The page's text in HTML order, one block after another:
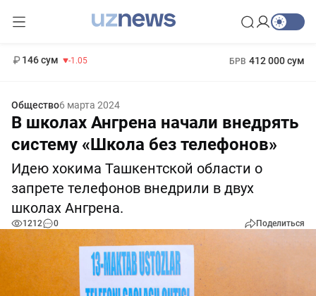
146 сум -1.05 БРВ 412 000 сум
Общество6 марта 2024
В школах Ангрена начали внедрять
систему «Школа без телефонов»
Идею хокима Ташкентской области о
запрете телефонов внедрили в двух
школах Ангрена.
1212 0 Поделиться